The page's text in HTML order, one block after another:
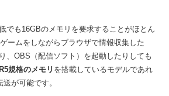
でも16GBのメモリを要求することがほとん
ームをしながらブラウザで情報収集した
、OBS（配信ソフト）を起動したりしても
規格のメモリ を搭載しているモデルであれ
が可能です。